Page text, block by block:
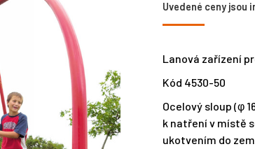
Uvedené ceny
Lanová zařízení
Kód 4530-50
Ocelový sloup (φ
k natření v místě
ukotvením do